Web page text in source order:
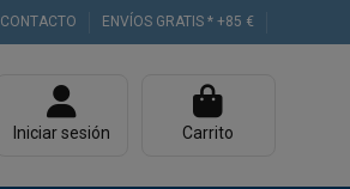
CONTACTO ENVÍOS GRATIS * +85 €
Iniciar sesión Carrito